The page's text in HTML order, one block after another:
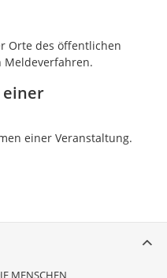
Orte des öffentlichen
Meldeverfahren.
einer
einer Veranstaltung.
MENSCHEN